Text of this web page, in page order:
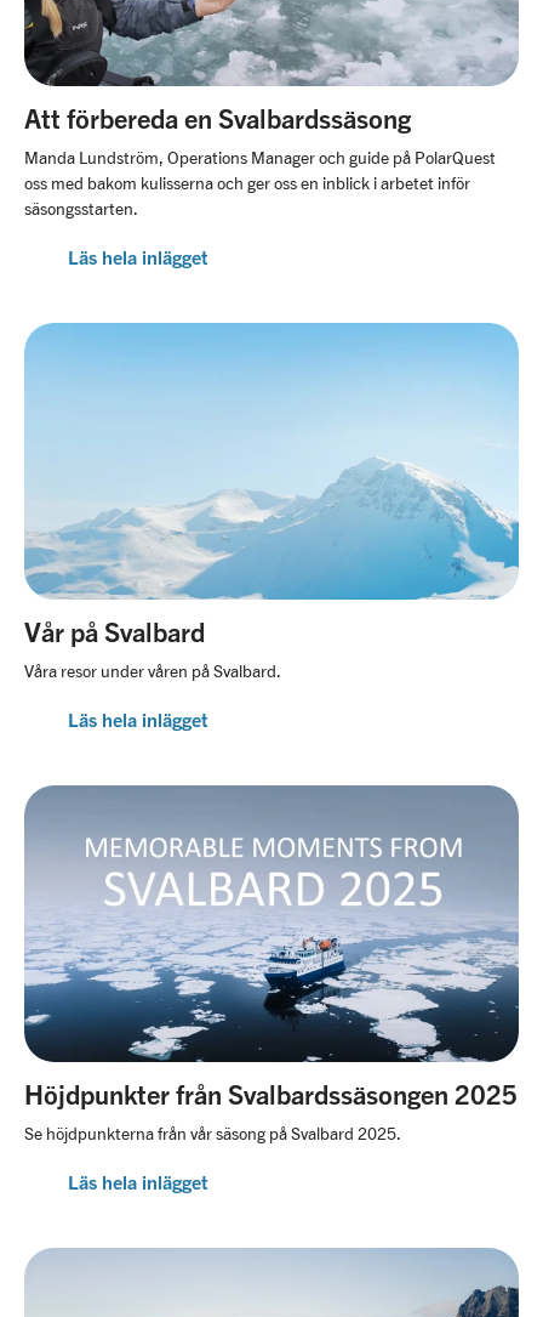
Att förbereda en Svalbardssäsong
Manda Lundström, Operations Manager och guide på PolarQuest
oss med bakom kulisserna och ger oss en inblick i arbetet inför
säsongsstarten.
Läs hela inlägget
Vår på Svalbard
Våra resor under våren på Svalbard.
Läs hela inlägget
Höjdpunkter från Svalbardssäsongen 2025
Se höjdpunkterna från vår säsong på Svalbard 2025.
Läs hela inlägget